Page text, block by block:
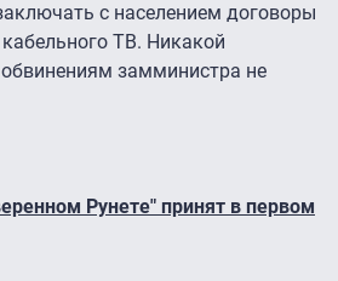
с населением договоры
ТВ. Никакой
замминистра не
Рунете" принят в первом